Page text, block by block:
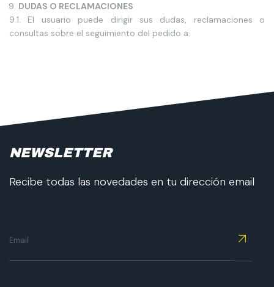
DUDAS O RECLAMACIONES
9.1. El usuario puede dirigir sus dudas, reclamaciones o
consultas sobre el seguimiento del pedido a:
NEWSLETTER
Recibe todas las novedades en tu dirección email